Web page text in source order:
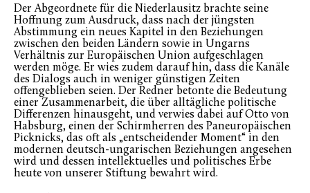
Der Abgeordnete für die Niederlausitz brachte seine
Hoffnung zum Ausdruck, dass nach der jüngsten
Abstimmung ein neues Kapitel in den Beziehungen
zwischen den beiden Ländern sowie in Ungarns
Verhältnis zur Europäischen Union aufgeschlagen
werden möge. Er wies zudem darauf hin, dass die Kanäle
des Dialogs auch in weniger günstigen Zeiten
offengeblieben seien. Der Redner betonte die Bedeutung
einer Zusammenarbeit, die über alltägliche politische
Differenzen hinausgeht, und verwies dabei auf Otto von
Habsburg, einen der Schirmherren des Paneuropäischen
Picknicks, das oft als „entscheidender Moment“ in den
modernen deutsch-ungarischen Beziehungen angesehen
wird und dessen intellektuelles und politisches Erbe
heute von unserer Stiftung bewahrt wird.